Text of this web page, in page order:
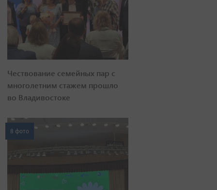
Чествование семейных пар с
многолетним стажем прошло
во Владивостоке
8 фото